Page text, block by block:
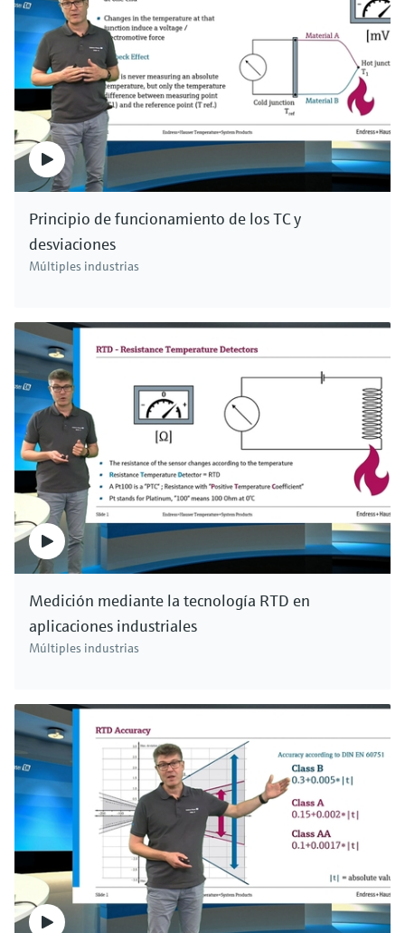
Principio de funcionamiento de los TC y
desviaciones
Múltiples industrias
Medición mediante la tecnología RTD en
aplicaciones industriales
Múltiples industrias